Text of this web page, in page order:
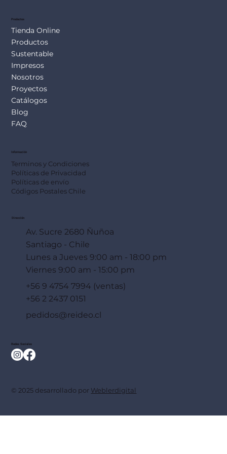
Productos
Tienda Online
Productos
Sustentable
Impresos
Nosotros
Proyectos
Catálogos
Blog
FAQ
Información
Terminos y Condiciones
Políticas de Privacidad
Políticas de envío
Códigos Postales Chile
Dirección
Av. Sucre 2680 Ñuñoa
Santiago - Chile
Lunes a Jueves 9:00 am - 18:00 pm
Viernes 9:00 am - 15:00 pm
+56 9 4754 7994 (ventas)
+56 2 2437 0151
pedidos@reideo.cl
Redes Sociales
© 2025 desarrollado por Weblerdigital